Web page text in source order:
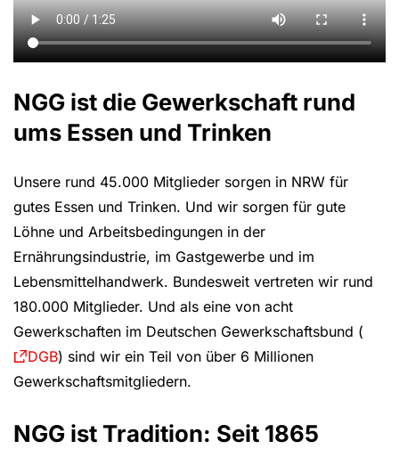
Video Abspielen
NGG ist die Gewerkschaft rund
ums Essen und Trinken
Unsere rund 45.000 Mitglieder sorgen in NRW für
gutes Essen und Trinken. Und wir sorgen für gute
Löhne und Arbeitsbedingungen in der
Ernährungsindustrie, im Gastgewerbe und im
Lebensmittelhandwerk. Bundesweit vertreten wir rund
180.000 Mitglieder. Und als eine von acht
Gewerkschaften im Deutschen Gewerkschaftsbund (
DGB) sind wir ein Teil von über 6 Millionen
Gewerkschaftsmitgliedern.
NGG ist Tradition: Seit 1865